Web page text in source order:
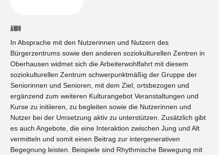
AWO
In Absprache mit den Nutzerinnen und Nutzern des
Bürgerzentrums sowie den anderen soziokulturellen Zentren in
Oberhausen widmet sich die Arbeiterwohlfahrt mit diesem
soziokulturellen Zentrum schwerpunktmäßig der Gruppe der
Seniorinnen und Senioren, mit dem Ziel, ortsbezogen und
ergänzend zum weiteren Kulturangebot Veranstaltungen und
Kurse zu initiieren, zu begleiten sowie die Nutzerinnen und
Nutzer bei der Umsetzung aktiv zu unterstützen. Zusätzlich gibt
es auch Angebote, die eine Interaktion zwischen Jung und Alt
vermitteln und somit einen Beitrag zur intergenerativen
Begegnung leisten. Beispiele sind Rhythmische Bewegung mit